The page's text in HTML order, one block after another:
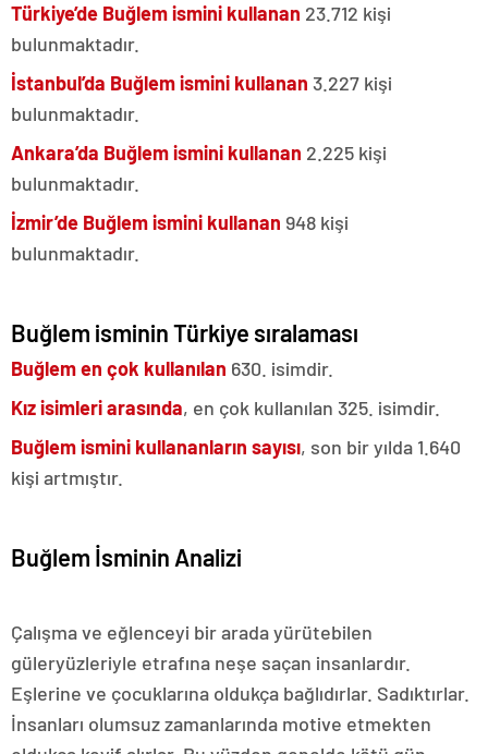
Türkiye’de Buğlem ismini kullanan 23.712 kişi
bulunmaktadır.
İstanbul’da Buğlem ismini kullanan 3.227 kişi
bulunmaktadır.
Ankara’da Buğlem ismini kullanan 2.225 kişi
bulunmaktadır.
İzmir’de Buğlem ismini kullanan 948 kişi
bulunmaktadır.
Buğlem isminin Türkiye sıralaması
Buğlem en çok kullanılan 630. isimdir.
Kız isimleri arasında, en çok kullanılan 325. isimdir.
Buğlem ismini kullananların sayısı, son bir yılda 1.640
kişi artmıştır.
Buğlem İsminin Analizi
Çalışma ve eğlenceyi bir arada yürütebilen
güleryüzleriyle etrafına neşe saçan insanlardır.
Eşlerine ve çocuklarına oldukça bağlıdırlar. Sadıktırlar.
İnsanları olumsuz zamanlarında motive etmekten